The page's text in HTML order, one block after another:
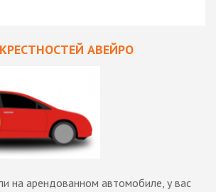
АВЕЙРО
на арендованном автомобиле, у вас